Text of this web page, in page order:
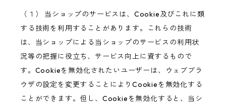
（１） 当ショップのサービスは、Cookie及びこれに類
する技術を利用することがあります。これらの技術
は、当ショップによる当ショップのサービスの利用状
況等の把握に役立ち、サービス向上に資するもので
す。Cookieを無効化されたいユーザーは、ウェブブラ
ウザの設定を変更することによりCookieを無効化する
ことができます。但し、Cookieを無効化すると、当シ